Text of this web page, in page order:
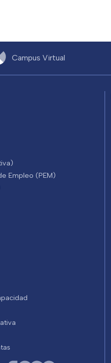
Campus Virtual
Empleo (PEM)